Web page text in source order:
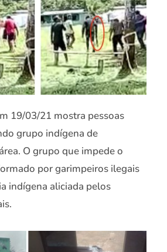
19/03/21 mostra pessoas
grupo indígena de
O grupo que impede o
por garimpeiros ilegais
indígena aliciada pelos